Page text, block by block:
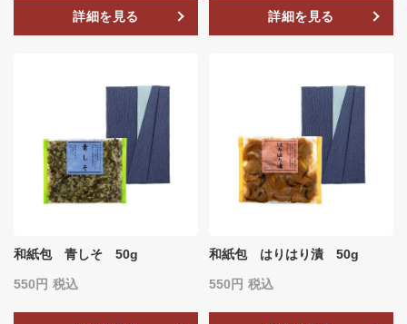
詳細を見る 詳細を見る
和紙包 青しそ 50g
550 税込
和紙包 はりはり漬 50g
550 税込